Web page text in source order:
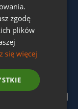
zgodę
plików
się więcej